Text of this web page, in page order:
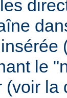
le
(voir la